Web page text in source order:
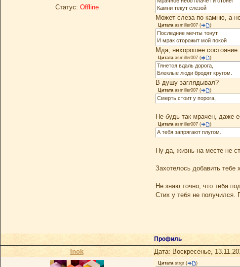
Статус: Offline
Камни текут слезой
Может слеза по камню, а
Цитата asmiller007 ( )
Последние мечты тонут
И мрак сторожит мой покой
Мда, нехорошее
Цитата asmiller007 ( )
Тянется вдаль дорога,
Блеклые люди бродят кругом.
В душу заглядывал?
Цитата asmiller007 ( )
Смерть стоит у порога,
Не будь так мрачен, даже
Цитата asmiller007 ( )
А тебя запрягают плугом.
Ну да, жизнь на месте не
Захотелось добавить
Не знаю точно, что тебя
Стих у тебя не получился.
Профиль
Inok Дата: Воскресенье,
Цитата strgr ( )